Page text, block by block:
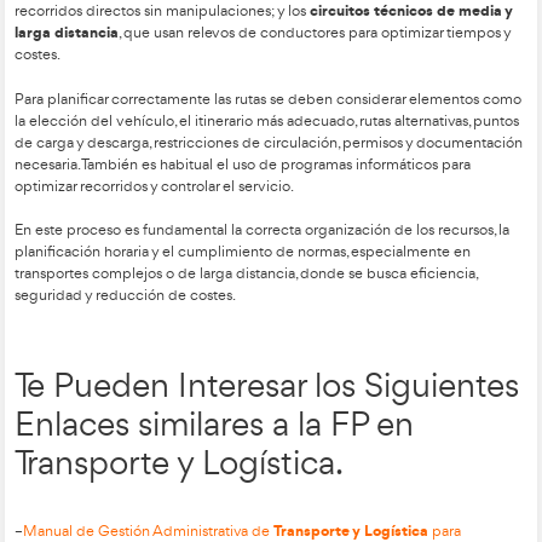
de forma permanente. Esta opción ofrece más flexibilidad y
a la demanda del mercado.
Comparada con una flota propia, la flota subcontratada
reduce el absentismo, evita la gestión del mantenimiento y la
ofrece mayor capacidad de ajuste, aunque suele tener un
y genera más dependencia del operador logístico.
Entre lasventajasdestacan: mayor liquidez, flexibilidad,
por especialización, conocimiento claro de los costes,
apoyo a la mejora continua y posibilidad de centrarse en la